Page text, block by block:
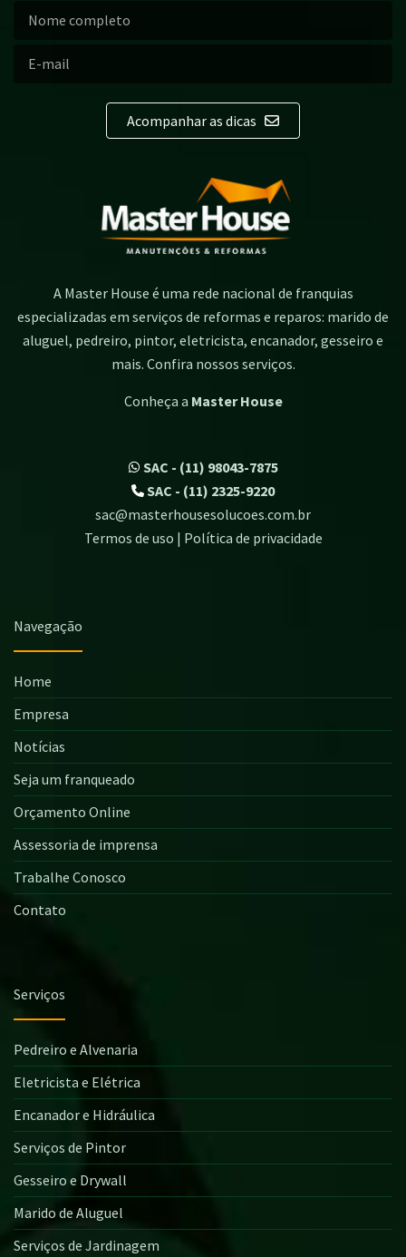
Acompanhar as dicas
A Master House é uma rede nacional de franquias
especializadas em serviços de reformas e reparos: marido de
aluguel, pedreiro, pintor, eletricista, encanador, gesseiro e
mais. Confira nossos serviços.
Conheça a Master House
SAC - (11) 98043-7875
SAC - (11) 2325-9220
sac@masterhousesolucoes.com.br
Termos de uso | Política de privacidade
Navegação
Home
Empresa
Notícias
Seja um franqueado
Orçamento Online
Assessoria de imprensa
Trabalhe Conosco
Contato
Serviços
Pedreiro e Alvenaria
Eletricista e Elétrica
Encanador e Hidráulica
Serviços de Pintor
Gesseiro e Drywall
Marido de Aluguel
Serviços de Jardinagem